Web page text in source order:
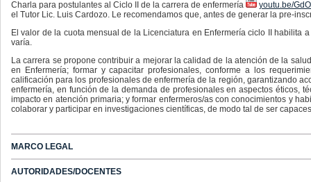
Charla para postulantes al Ciclo II de la carrera de enfermería
youtu.be/
el Tutor Lic. Luis Cardozo. Le recomendamos que, antes de generar la pre-
El valor de la cuota mensual de la Licenciatura en Enfermería ciclo II habilita
varía.
La carrera se propone contribuir a mejorar la calidad de la atención de la
en Enfermería; formar y capacitar profesionales, conforme a los
calificación para los profesionales de enfermería de la región, garantizando
enfermería, en función de la demanda de profesionales en aspectos éticos,
impacto en atención primaria; y formar enfermeros/as con conocimientos y
colaborar y participar en investigaciones científicas, de modo tal de ser
MARCO LEGAL
AUTORIDADES/DOCENTES